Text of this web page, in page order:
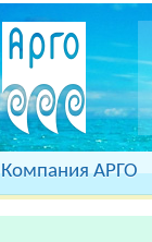
Компания АРГО